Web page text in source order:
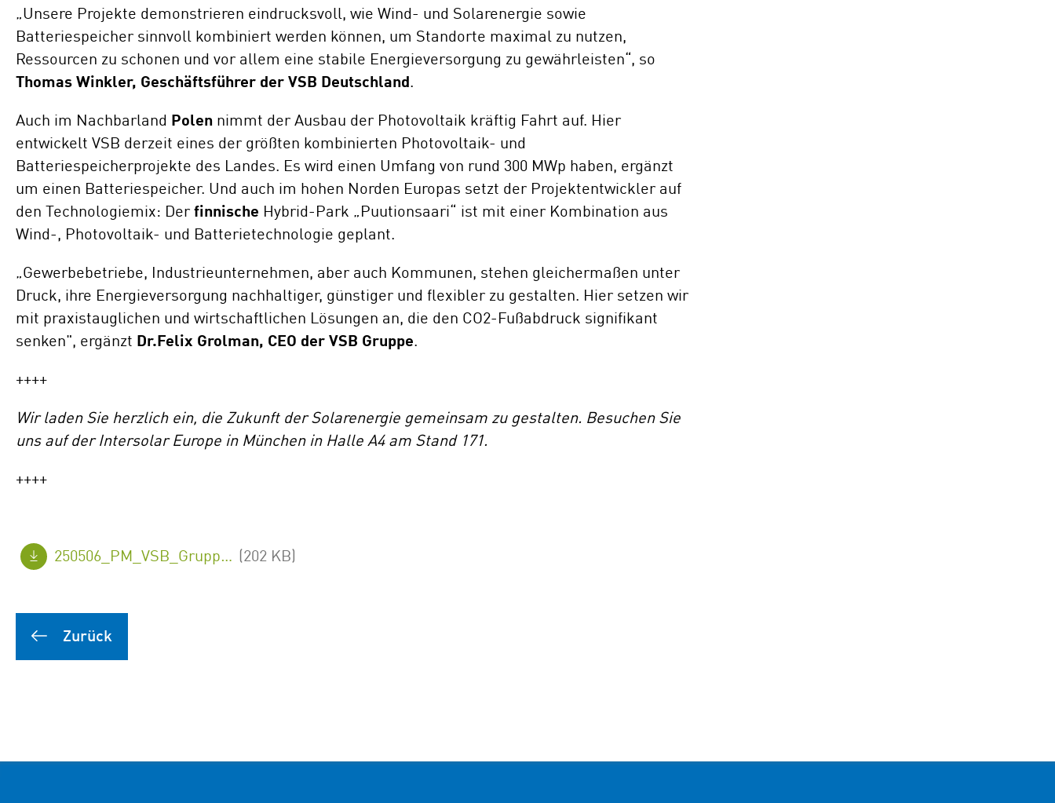
„Unsere Projekte demonstrieren eindrucksvoll, wie Wind- und Solarenergie sowie
Batteriespeicher sinnvoll kombiniert werden können, um Standorte maximal zu nutzen,
Ressourcen zu schonen und vor allem eine stabile Energieversorgung zu gewährleisten“, so
Thomas Winkler, Geschäftsführer der VSB Deutschland.
Auch im Nachbarland Polen nimmt der Ausbau der Photovoltaik kräftig Fahrt auf. Hier
entwickelt VSB derzeit eines der größten kombinierten Photovoltaik- und
Batteriespeicherprojekte des Landes. Es wird einen Umfang von rund 300 MWp haben, ergänzt
um einen Batteriespeicher. Und auch im hohen Norden Europas setzt der Projektentwickler auf
den Technologiemix: Derfinnische Hybrid-Park „Puutionsaari“ ist mit einer Kombination aus
Wind-, Photovoltaik- und Batterietechnologie geplant.
„Gewerbebetriebe, Industrieunternehmen, aber auch Kommunen, stehen gleichermaßen unter
Druck, ihre Energieversorgung nachhaltiger, günstiger und flexibler zu gestalten. Hier setzen wir
mit praxistauglichen und wirtschaftlichen Lösungen an, die den CO2-Fußabdruck signifikant
senken", ergänzt Dr.Felix Grolman, CEO der VSB Gruppe.
++++
Wir laden Sie herzlich ein, die Zukunft der Solarenergie gemeinsam zu gestalten. Besuchen Sie
uns auf der Intersolar Europe in München in Halle A4 am Stand 171.
++++
250506_PM_VSB_Gruppe_Intersolar_Aktuelle_PV-Projekte_FINAL_de.pdf (202 KB)
Zurück